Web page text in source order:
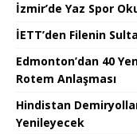
İzmir’de Yaz Spor
İETT’den Filenin
Edmonton’dan 40
Rotem Anlaşması
Hindistan
Yenileyecek